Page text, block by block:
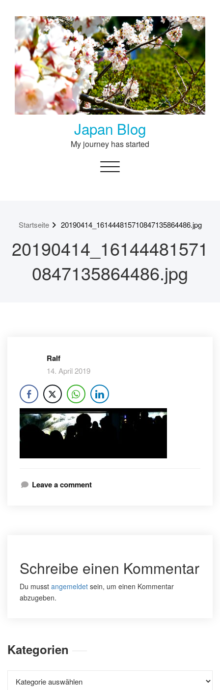
content
Japan Blog
My journey has started
Toggle navigation
Startseite 20190414_161444815710847135864486.jpg
20190414_16144481571
0847135864486.jpg
Ralf
14. April 2019
Leave a comment
Schreibe einen Kommentar
Du musst angemeldet sein, um einen Kommentar
abzugeben.
Kategorien